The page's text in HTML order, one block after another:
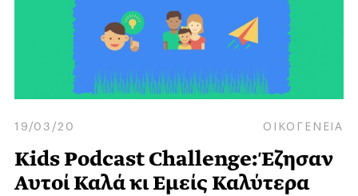
19/03/20 ΟΙΚΟΓΕΝΕΙΑ
Kids Podcast Challenge: Έζησαν
Αυτοί Καλά κι Εμείς Καλύτερα